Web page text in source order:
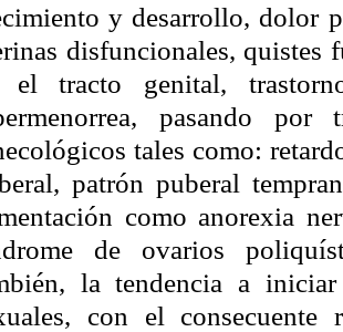
y desarrollo, dolor
disfuncionales, quistes
el tracto genital,
pasando
tales como:
patrón puberal
como anorexia
de ovarios
la tendencia a
con el